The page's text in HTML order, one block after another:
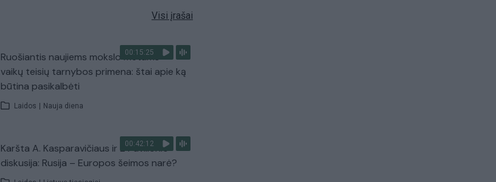
Visi įrašai
00:15:25
Ruošiantis naujiems mokslo metams –
vaikų teisių tarnybos primena: štai apie ką
būtina pasikalbėti
Laidos | Nauja diena
00:42:12
Karšta A. Kasparavičiaus ir Ž Pavilionio
diskusija: Rusija – Europos šeimos narė?